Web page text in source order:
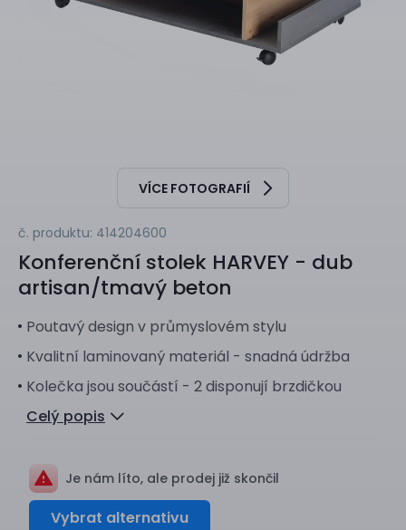
VÍCE FOTOGRAFIÍ
č. produktu: 414204600
Konferenční stolek HARVEY - dub
artisan/tmavý beton
Poutavý design v průmyslovém stylu
Kvalitní laminovaný materiál - snadná údržba
Kolečka jsou součástí - 2 disponují brzdičkou
Celý popis
Je nám líto, ale prodej již skončil
Vybrat alternativu